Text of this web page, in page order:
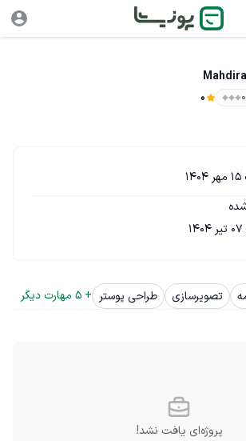
0
تصویرسازی طراحی پوستر +
5 مهارت دیگر
پروژه‌ای یافت نشد!